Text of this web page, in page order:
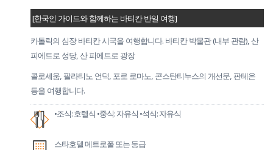
[한국인 가이드와 함께하는 바티칸 반일 여행]
카톨릭의 심장 바티칸 시국을 여행합니다. 바티칸 박물관 (내부 관람), 산
피에트로 성당, 산 피에트로 광장
콜로세움, 팔라티노 언덕, 포로 로마노, 콘스탄티누스의 개선문, 판테온
등을 여행합니다.
•조식: 호텔식 •중식: 자유식 •석식: 자유식
스타호텔 메트로폴 또는 동급